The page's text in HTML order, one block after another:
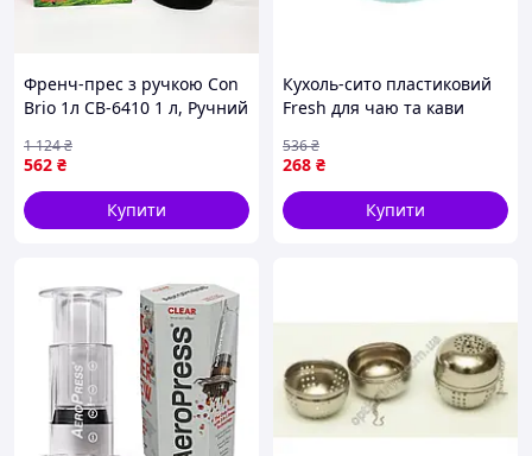
Френч-прес з ручкою Con
Brio 1л CB-6410 1 л, Ручний
Френч-преси зі скла DU-21
562 ₴
1 124₴
Купити
Кухоль-сито пластиковий
Fresh для чаю та кави
зручного заварювання
268 ₴
536₴
Купити